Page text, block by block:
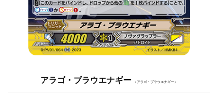
アラゴ・ブラウエナギー （アラゴ・ブラウエナギー）